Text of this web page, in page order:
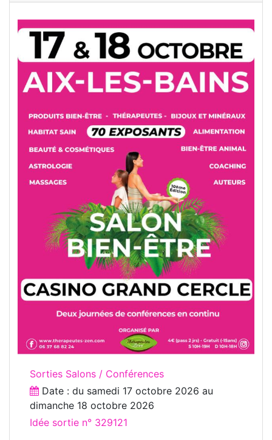
Sorties Salons / Conférences
Date : du samedi 17 octobre 2026 au
dimanche 18 octobre 2026
Idée sortie n° 329121